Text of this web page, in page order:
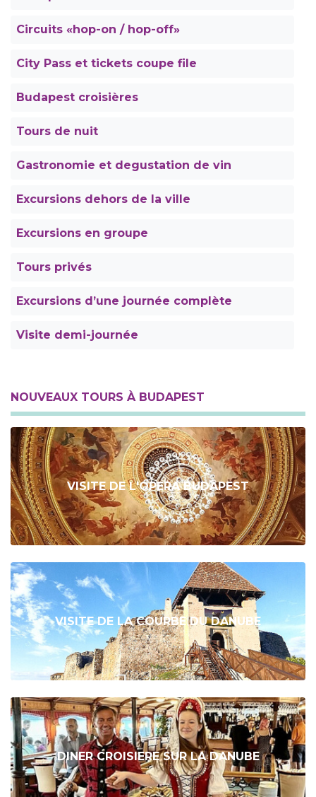
Circuits «hop-on / hop-off»
City Pass et tickets coupe file
Budapest croisières
Tours de nuit
Gastronomie et degustation de vin
Excursions dehors de la ville
Excursions en groupe
Tours privés
Excursions d’une journée complète
Visite demi-journée
NOUVEAUX TOURS À BUDAPEST
VISITE DE L'OPERA BUDAPEST
VISITE DE LA COURBE DU DANUBE
DINER CROISIERE SUR LA DANUBE